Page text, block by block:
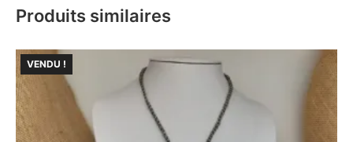
Produits similaires
VENDU !